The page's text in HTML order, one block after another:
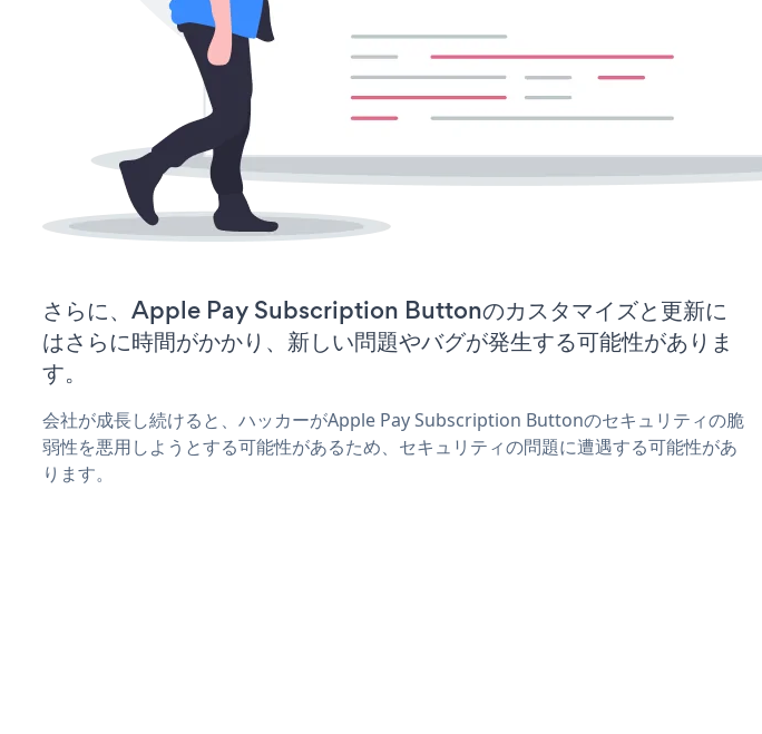
さらに、Apple Pay Subscription Buttonのカスタマイズと更新に
はさらに時間がかかり、新しい問題やバグが発生する可能性がありま
す。
会社が成長し続けると、ハッカーがApple Pay Subscription Buttonのセキュリティの脆
弱性を悪用しようとする可能性があるため、セキュリティの問題に遭遇する可能性があ
ります。